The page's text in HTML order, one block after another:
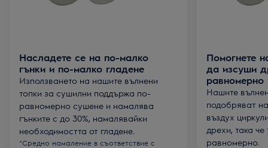
Насладете се на по-малко
гънки и по-малко гладене
Използването на нашите вълнени
топки за сушилни поддържа по-
равномерно сушене и намалява
гънките с до 30%, намалявайки
необходимостта от гладене.
*Средно намаление в съответствие с
Помогнете
да изсуши
равномерно
Нашите
подобряват
въздух
дрехи, така
равномерно.